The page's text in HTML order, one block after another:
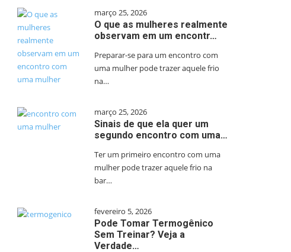
março 25, 2026
O que as mulheres realmente
observam em um encontr…
Preparar-se para um encontro com
uma mulher pode trazer aquele frio
na…
março 25, 2026
Sinais de que ela quer um
segundo encontro com uma…
Ter um primeiro encontro com uma
mulher pode trazer aquele frio na
bar…
fevereiro 5, 2026
Pode Tomar Termogênico
Sem Treinar? Veja a
Verdade…